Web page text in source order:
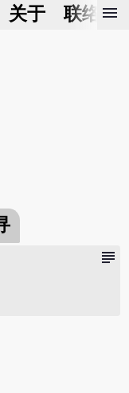
关于 联络我
menu
subject